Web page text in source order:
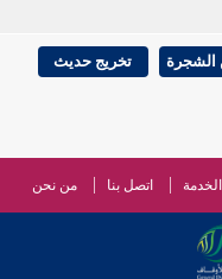
الشجرة تخريج حديث
اتصل بنا من نحن